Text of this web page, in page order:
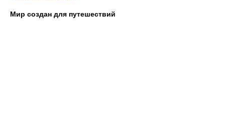
Мир создан для путешествий